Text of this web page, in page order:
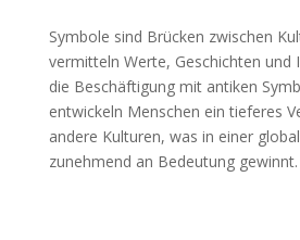
Symbole sind Brücken zwischen
vermitteln Werte, Geschichten und
die Beschäftigung mit antiken
entwickeln Menschen ein tieferes
andere Kulturen, was in einer
zunehmend an Bedeutung gewinnt.